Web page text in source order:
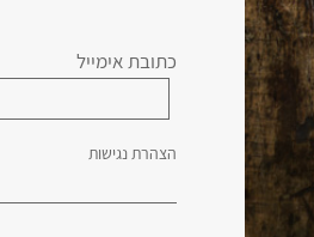
כתובת אימייל
הצהרת נגישות